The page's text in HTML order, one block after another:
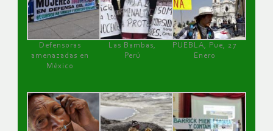
Defensoras
amenazadas en
México
Las Bambas,
Perú
PUEBLA, Pue, 27
Enero